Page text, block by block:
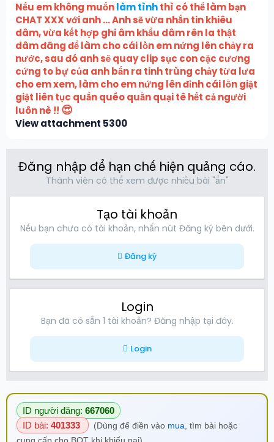
Nếu em không muốnlàm tìnhthì có thể làm bạn
CHAT XXX với anh ... Anh sẽ vừa nhắn tin khiêu
dâm, vừa kết hợp ghi âm khẩu dâm rên la thật
dâm đãng để làm cho cái lồn em nứng lên chảy ra
nước, sau đó anh sẽ quay clip sục con cặc cương
cứng to bự của anh bắn ra tinh trùng chảy từa lưa
cho em xem, làm cho em nứng lên đỉnh cái lồn giật
giật liên tục quắn quéo quằn quại tê hết cả người
luôn nè !! 😍
View attachment 5300
Đăng nhập để hạn chế hiện quảng cáo.
Thành viên có thể xem được nhiều bài "ẩn"
Tạo tài khoản
Nếu bạn chưa có tài khoản, nhấn nút Đăng ký bên dưới.
Đăng ký
Login
Bạn đã có sẵn 1 tài khoản? Đăng nhập tại đây.
Login
ID người đăng: 667060
ID bài: 401333 (Dùng để điền vào mua , tìm bài hoặc